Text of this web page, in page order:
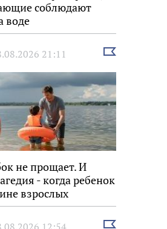
соблюдают
воде
21:11
Выбрать
не прощает. И
- когда ребенок
взрослых
Выбрать